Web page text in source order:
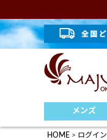
メンズ
HOME ログイン